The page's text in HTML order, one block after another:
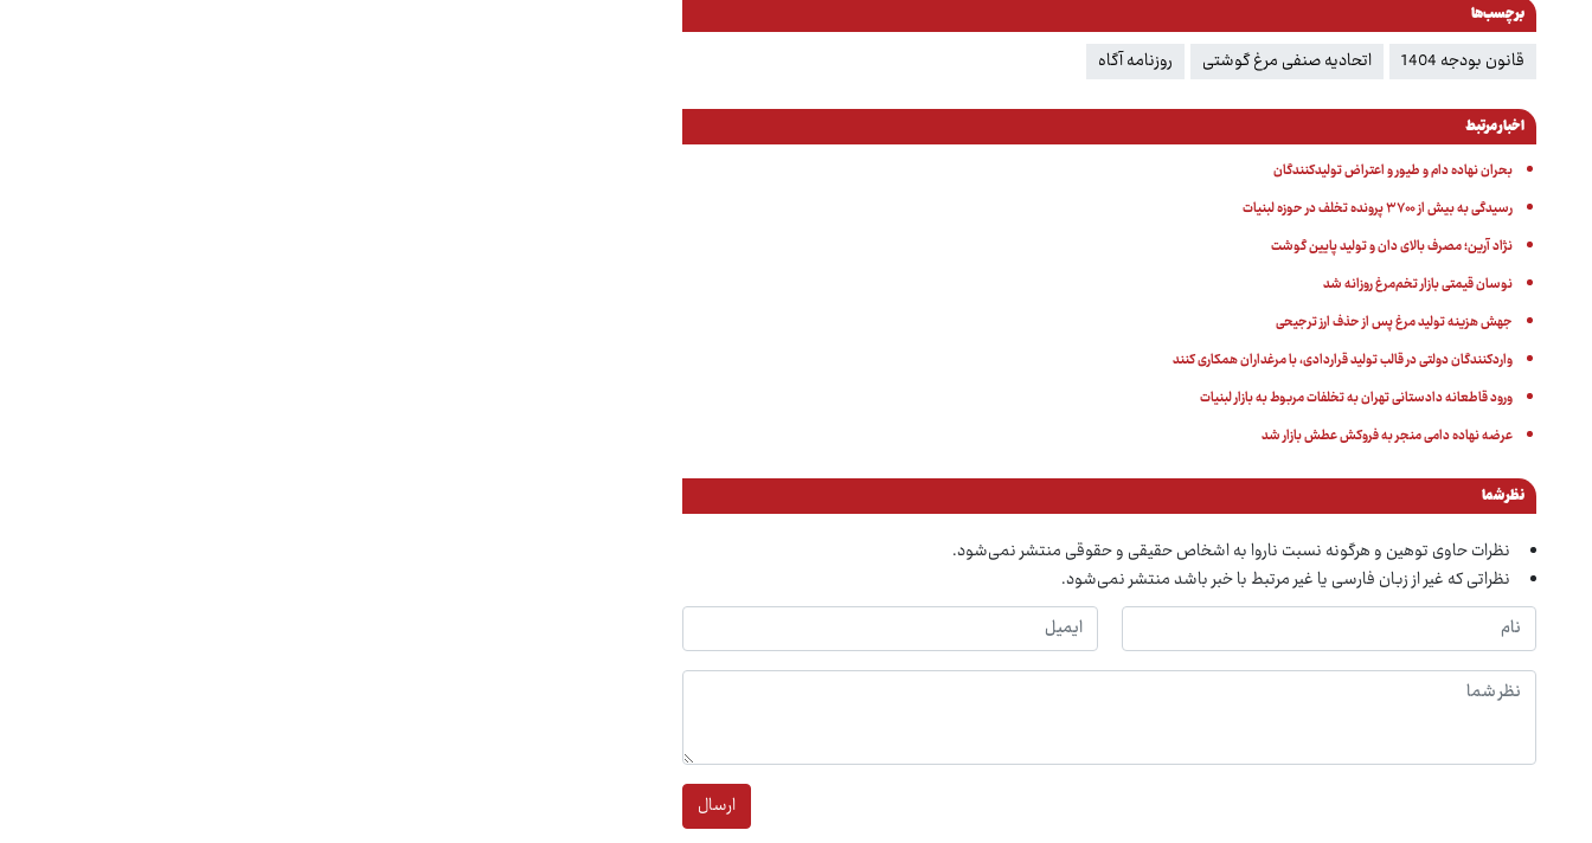
برچسب‌ها
قانون بودجه 1404 اتحادیه صنفی مرغ گوشتی روزنامه آگاه
اخبار مرتبط
بحران نهاده دام و طیور و اعتراض تولیدکنندگان
رسیدگی به بیش از ۳۷۰۰ پرونده تخلف در حوزه لبنیات
نژاد آرین؛ مصرف بالای دان و تولید پایین گوشت
نوسان قیمتی بازار تخم‌مرغ روزانه شد
جهش هزینه تولید مرغ پس از حذف ارز ترجیحی
واردکنندگان دولتی در قالب تولید قراردادی، با مرغداران همکاری کنند
ورود قاطعانه دادستانی تهران به تخلفات مربوط به بازار لبنیات
عرضه نهاده دامی منجر به فروکش عطش بازار شد
نظر شما
نظرات حاوی توهین و هرگونه نسبت ناروا به اشخاص حقیقی و حقوقی منتشر نمی‌شود.
نظراتی که غیر از زبان فارسی یا غیر مرتبط با خبر باشد منتشر نمی‌شود.
ارسال